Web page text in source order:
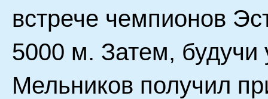
встрече чемпионов
5000 м. Затем,
Мельников получил